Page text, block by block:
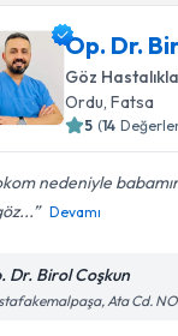
Op. Dr.
Göz
Ordu , Fatsa
5 (14
nedeniyle
Devamı
Dr. Birol Coşkun
Ata Cd.